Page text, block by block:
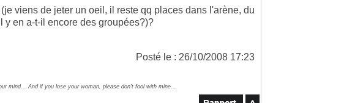
viens de jeter un oeil, il reste qq places dans l'arène, du
y en a-t-il encore des groupées?)?
Posté le : 26/10/2008 17:23
mind... And if you lose your woman, please don't fool with mine...